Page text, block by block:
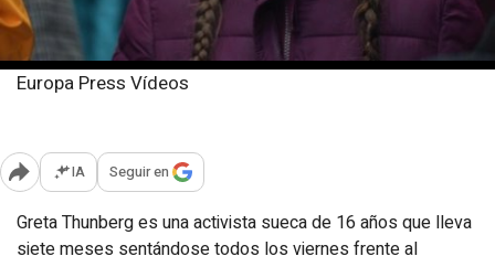
Europa Press Vídeos
Abrir opciones para compartir
IA Seguir en
Greta Thunberg es una activista sueca de 16 años que lleva
siete meses sentándose todos los viernes frente al